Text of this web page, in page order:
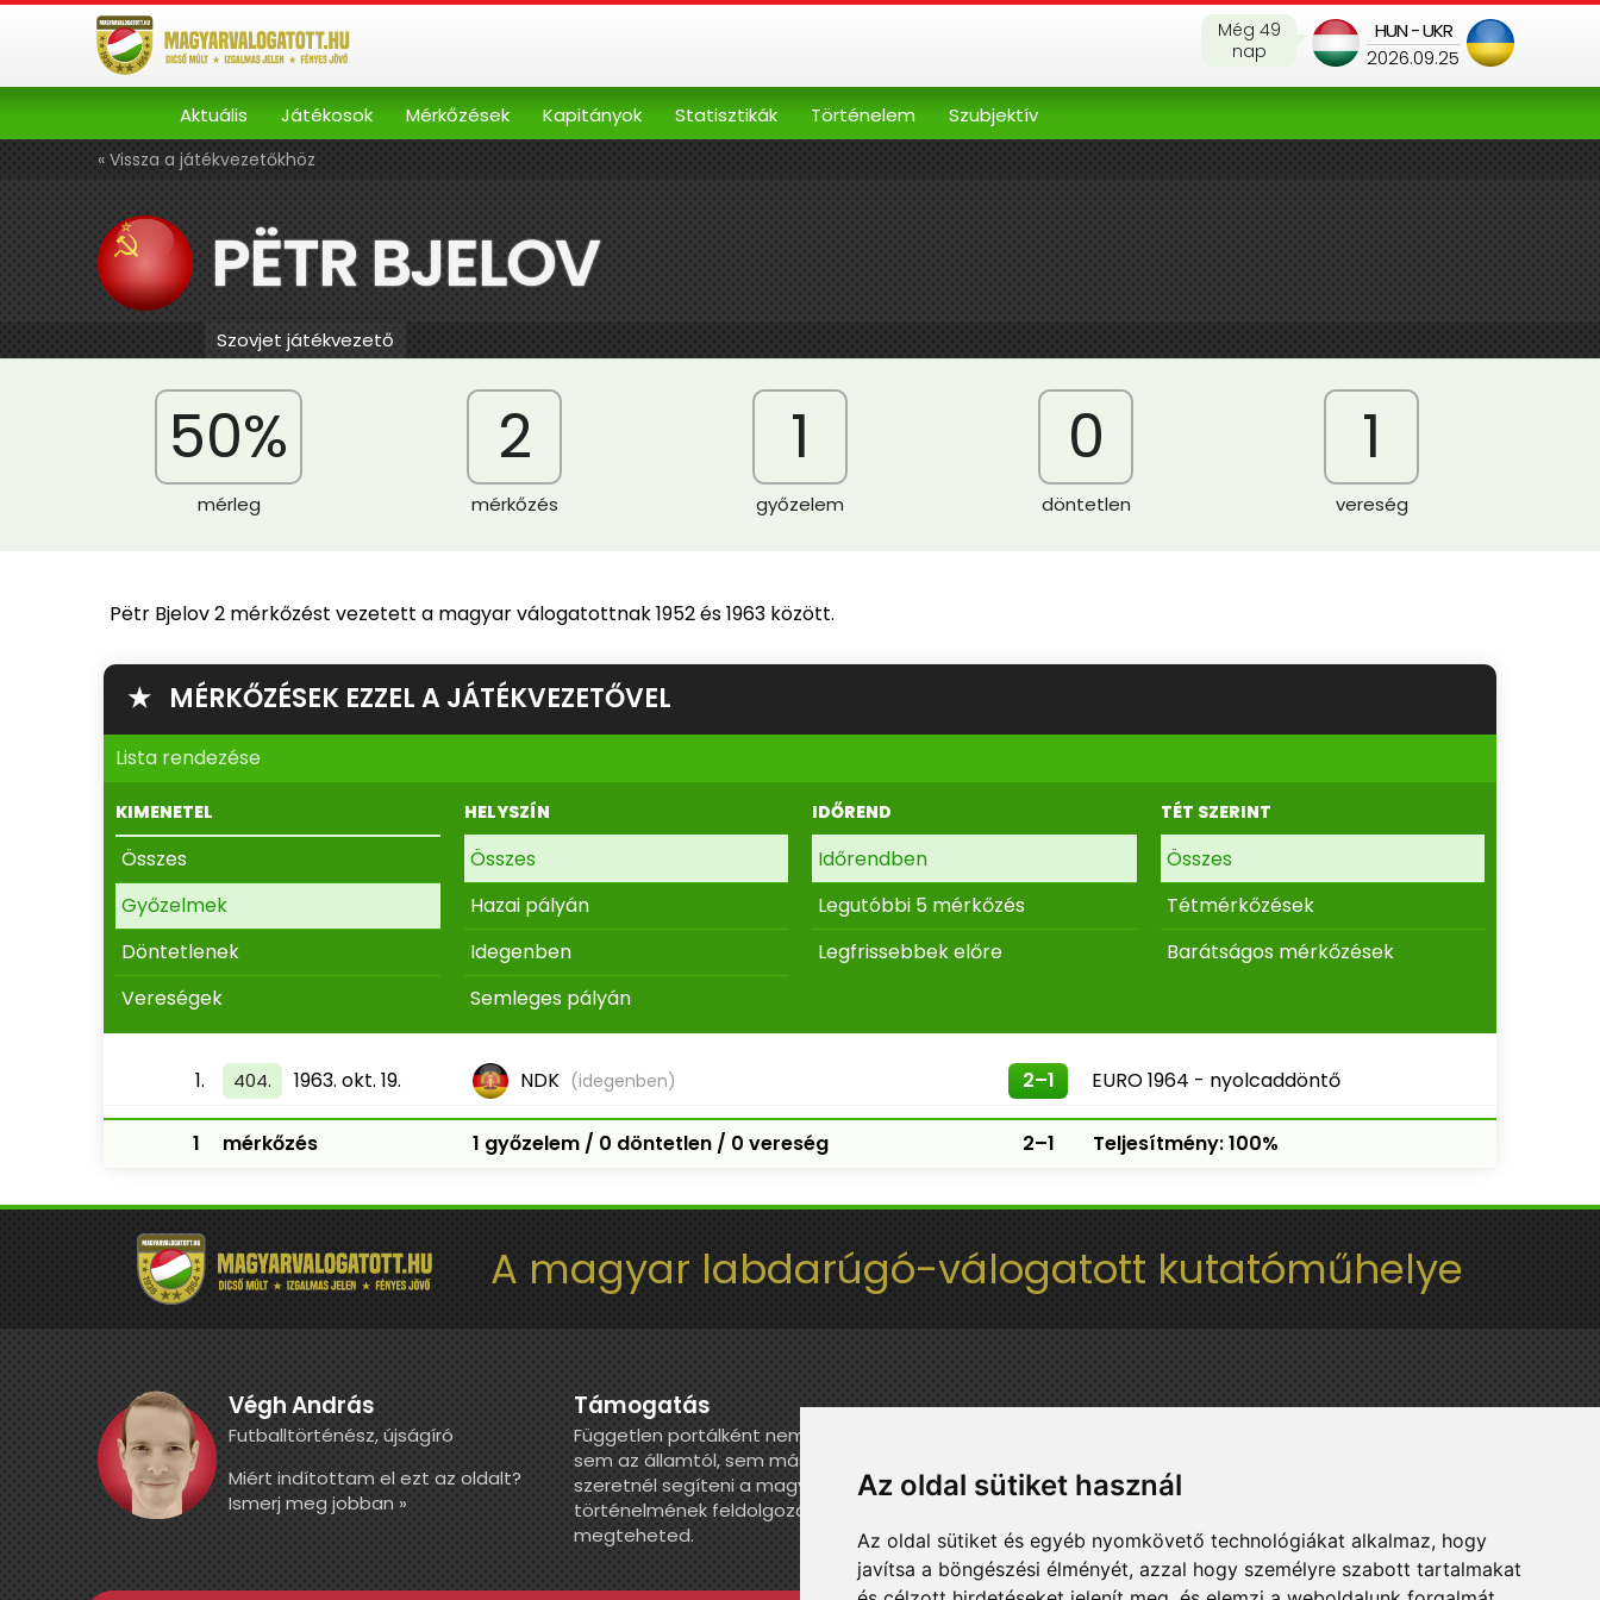
Az oldal sütiket használ
Az oldal sütiket és egyéb nyomkövető technológiákat alkalmaz, hogy
javítsa a böngészési élményét, azzal hogy személyre szabott tartalmakat
HUN - UKR
2026.09.25
Még 49
nap
Aktuális Játékosok Mérkőzések Kapitányok Statisztikák Történelem Szubjektív
« Vissza a játékvezetőkhöz
PËTR BJELOV
Szovjet játékvezető
50%
mérleg
2
mérkőzés
1
győzelem
0
döntetlen
1
vereség
Pëtr Bjelov 2 mérkőzést vezetett a magyar válogatottnak 1952 és 1963 között.
★ MÉRKŐZÉSEK EZZEL A JÁTÉKVEZETŐVEL
Lista rendezése
KIMENETEL
Összes
Győzelmek
Döntetlenek
Vereségek
HELYSZÍN
Összes
Hazai pályán
Idegenben
Semleges pályán
IDŐREND
Időrendben
Legutóbbi 5 mérkőzés
Legfrissebbek előre
TÉT SZERINT
Összes
Tétmérkőzések
Barátságos mérkőzések
1. 404. 1963. okt. 19. NDK (idegenben) 2–1 EURO 1964 - nyolcaddöntő
1 mérkőzés 1 győzelem / 0 döntetlen / 0 vereség 2–1 Teljesítmény: 100%
A magyar labdarúgó-válogatott kutatóműhelye
Végh András
Futballtörténész, újságíró
Miért indítottam el ezt az oldalt?
Ismerj meg jobban »
Támogatás
Független portálként nem kapunk juttatást
sem az államtól, sem más szervezettől. Ha
szeretnél segíteni a magyar válogatott
történelmének feldolgozásában, itt
megteheted.